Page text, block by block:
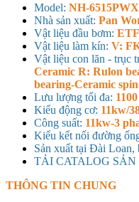
Model: NH-
Nhà sản xuất: Pan
Vật liệu đầu bơm:
Vật liệu làm kín: V:
Vật liệu con lăn - trục
Ceramic R: Rulon
bearing-Ceramic
Lưu lượng tối đa:
Kiểu động cơ: 11kw/
Công suất: 11kw-3
Kiểu kết nối đường
Sản xuất tại Đài Loan,
TẢI CATALOG SẢN
THÔNG TIN CHUNG